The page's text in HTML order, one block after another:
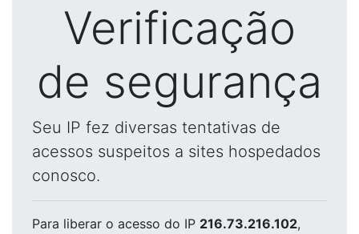
Verificação
de segurança
Seu IP fez diversas tentativas de
acessos suspeitos a sites hospedados
conosco.
Para liberar o acesso do IP 216.73.216.102,